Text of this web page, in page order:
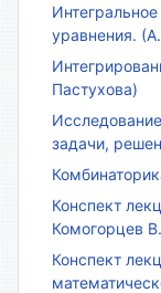
уравнения.
Пастухова)
задачи,
Конспект
Комогорцев
Конспект